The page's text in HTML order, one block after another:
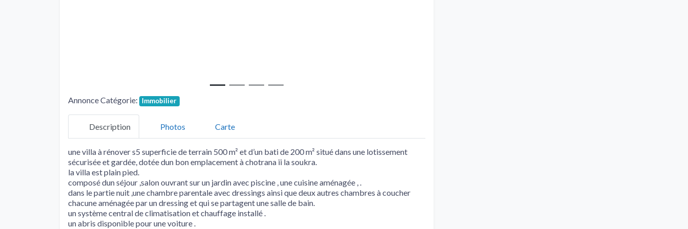
Annonce Catégorie: Immobilier
Description Photos Carte
une villa à rénover s5 superficie de terrain 500 m² et d’un bati de 200 m² situé dans une lotissement
sécurisée et gardée, dotée dun bon emplacement à chotrana ii la soukra.
la villa est plain pied.
composé dun séjour ,salon ouvrant sur un jardin avec piscine , une cuisine aménagée , .
dans le partie nuit ,une chambre parentale avec dressings ainsi que deux autres chambres à coucher
chacune aménagée par un dressing et qui se partagent une salle de bain.
un système central de climatisation et chauffage installé .
un abris disponible pour une voiture .